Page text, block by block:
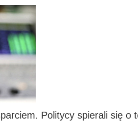
Politycy spierali się o